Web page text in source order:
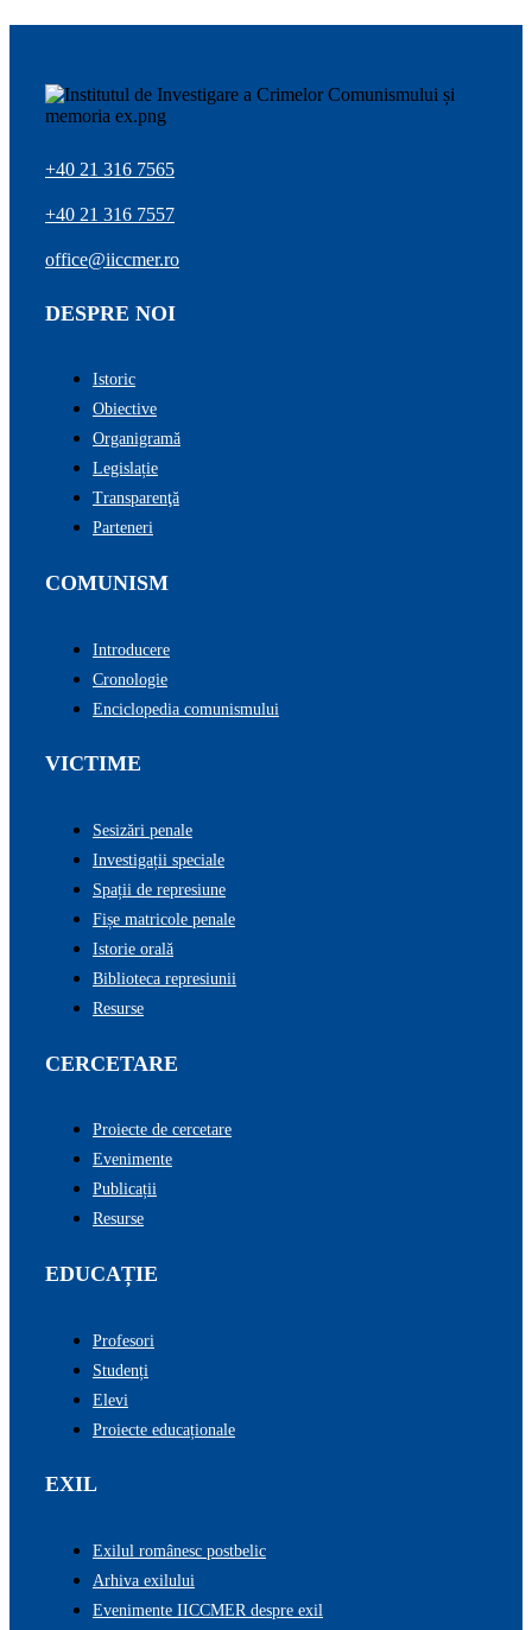
+40 21 316 7565
+40 21 316 7557
office@iiccmer.ro
DESPRE NOI
Istoric
Obiective
Organigramă
Legislație
Transparenţă
Parteneri
COMUNISM
Introducere
Cronologie
Enciclopedia comunismului
VICTIME
Sesizări penale
Investigații speciale
Spații de represiune
Fișe matricole penale
Istorie orală
Biblioteca represiunii
Resurse
CERCETARE
Proiecte de cercetare
Evenimente
Publicații
Resurse
EDUCAȚIE
Profesori
Studenți
Elevi
Proiecte educaționale
EXIL
Exilul românesc postbelic
Arhiva exilului
Evenimente IICCMER despre exil